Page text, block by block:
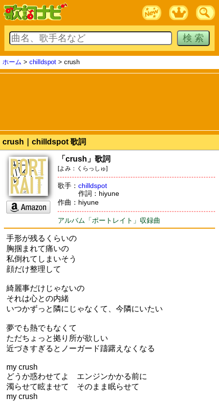
ホーム > chilldspot > crush
crush｜chilldspot 歌詞
「crush」歌詞
[よみ：くらっしゅ]
歌手： chilldspot
作詞：hiyune
作曲：hiyune
アルバム「ポートレイト」収録曲
手形が残るくらいの
胸掴まれて痛いの
私倒れてしまいそう
顔だけ整理して
綺麗事だけじゃないの
それは心との内緒
いつかずっと隣にじゃなくて、今隣にいたい
夢でも熱でもなくて
ただちょっと拠り所が欲しい
近づきすぎるとノーガード躊躇えなくなる
my crush
どうか惑わせてよ エンジンかかる前に
濁らせて眩ませて そのまま眠らせて
my crush